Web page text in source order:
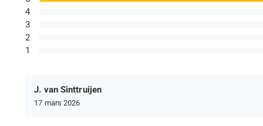
4
3
2
1
J. van Sinttruijen
17 mars 2026